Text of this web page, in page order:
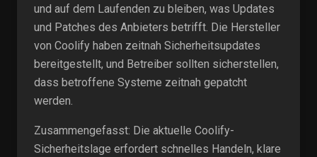
und auf dem Laufenden zu bleiben, was Updates
und Patches des Anbieters betrifft. Die Hersteller
von Coolify haben zeitnah Sicherheitsupdates
bereitgestellt, und Betreiber sollten sicherstellen,
dass betroffene Systeme zeitnah gepatcht
werden.
Zusammengefasst: Die aktuelle Coolify-
Sicherheitslage erfordert schnelles Handeln, klare